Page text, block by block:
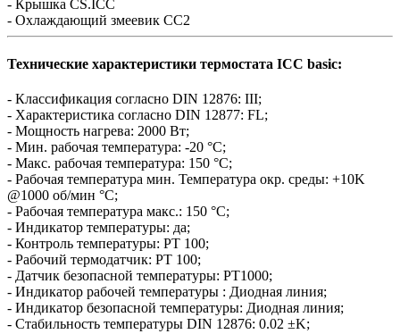
- Крышка CS.ICC
- Охлаждающий змеевик CC2
Технические характеристики термостата ICC basic:
- Классификация согласно DIN 12876: III;
- Характеристика согласно DIN 12877: FL;
- Мощность нагрева: 2000 Вт;
- Мин. рабочая температура: -20 °C;
- Макс. рабочая температура: 150 °C;
- Рабочая температура мин. Температура окр. среды: +10K
@1000 об/мин °C;
- Рабочая температура макс.: 150 °C;
- Индикатор температуры: да;
- Контроль температуры: PT 100;
- Рабочий термодатчик: PT 100;
- Датчик безопасной температуры: PT1000;
- Индикатор рабочей температуры : Диодная линия;
- Индикатор безопасной температуры: Диодная линия;
- Стабильность температуры DIN 12876: 0.02 ±K;